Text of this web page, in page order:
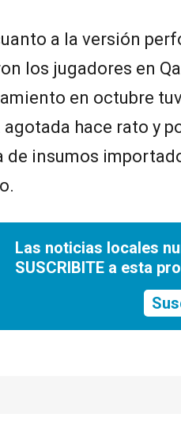
a la versión
los jugadores en
en octubre
agotada hace rato y
de insumos
Las noticias locales
SUSCRIBITE a esta